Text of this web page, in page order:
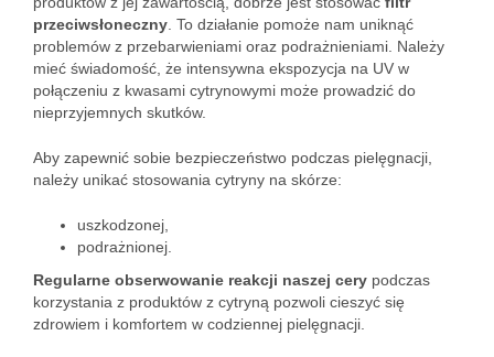
przeciwsłoneczny . To działanie pomoże nam uniknąć
problemów z przebarwieniami oraz podrażnieniami. Należy
mieć świadomość, że intensywna ekspozycja na UV w
połączeniu z kwasami cytrynowymi może prowadzić do
nieprzyjemnych skutków.
Aby zapewnić sobie bezpieczeństwo podczas pielęgnacji,
należy unikać stosowania cytryny na skórze:
uszkodzonej,
podrażnionej.
Regularne obserwowanie reakcji naszej cery podczas
korzystania z produktów z cytryną pozwoli cieszyć się
zdrowiem i komfortem w codziennej pielęgnacji.